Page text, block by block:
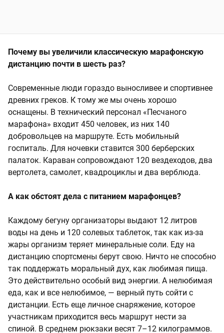
Почему вы увеличили классическую марафонскую
дистанцию почти в шесть раз?
Современные люди гораздо выносливее и спортивнее
древних греков. К тому же мы очень хорошо
оснащены. В технический персонал «Песчаного
марафона» входит 450 человек, из них 140
добровольцев на маршруте. Есть мобильный
госпиталь. Для ночевки ставится 300 берберских
палаток. Караван сопровождают 120 вездеходов, два
вертолета, самолет, квадроциклы и два верблюда.
А как обстоят дела с питанием марафонцев?
Каждому бегуну организаторы выдают 12 литров
воды на день и 120 солевых таблеток, так как из-за
жары организм теряет минеральные соли. Еду на
дистанцию спортсмены берут свою. Ничто не способно
так поддержать моральный дух, как любимая пища.
Это действительно особый вид энергии. А нелюбимая
еда, как и все нелюбимое, — верный путь сойти с
дистанции. Есть еще личное снаряжение, которое
участникам приходится весь маршрут нести за
спиной. В среднем рюкзаки весят 7–12 килограммов.